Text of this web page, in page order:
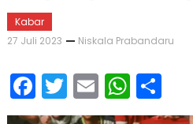
Kabar
27 Juli 2023
Niskala Prabandaru
Facebook
Twitter
Email